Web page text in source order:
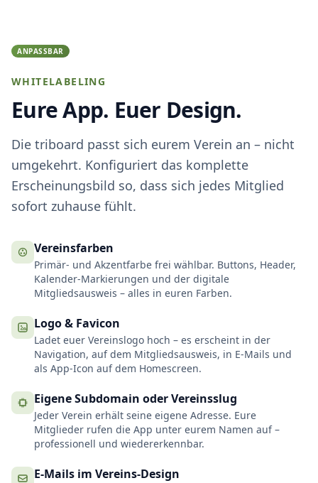
ANPASSBAR
WHITELABELING
Eure App. Euer Design.
Die triboard passt sich eurem Verein an – nicht
umgekehrt. Konfiguriert das komplette
Erscheinungsbild so, dass sich jedes Mitglied
sofort zuhause fühlt.
Vereinsfarben
Primär- und Akzentfarbe frei wählbar. Buttons, Header,
Kalender-Markierungen und der digitale
Mitgliedsausweis – alles in euren Farben.
Logo & Favicon
Ladet euer Vereinslogo hoch – es erscheint in der
Navigation, auf dem Mitgliedsausweis, in E-Mails und
als App-Icon auf dem Homescreen.
Eigene Subdomain oder Vereinsslug
Jeder Verein erhält seine eigene Adresse. Eure
Mitglieder rufen die App unter eurem Namen auf –
professionell und wiedererkennbar.
E-Mails im Vereins-Design